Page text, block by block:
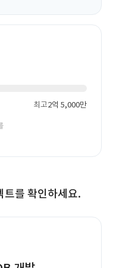
최고2억 5,000만
트를 확인하세요.